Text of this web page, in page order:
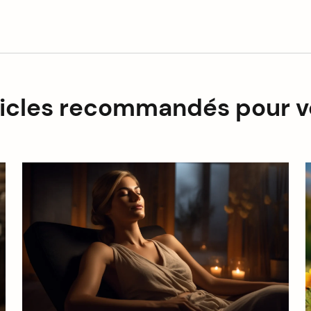
recommandés pour